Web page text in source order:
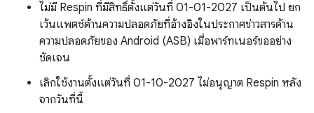
ไม่มี Respin ที่มีสิทธิ์ตั้งแต่วันที่ 01-01-2027 เป็นต้นไป ยก
เว้นแพตช์ด้านความปลอดภัยที่อ้างอิงในประกาศข่าวสารด้าน
ความปลอดภัยของ Android (ASB) เมื่อพาร์ทเนอร์ขออย่าง
ชัดเจน
เลิกใช้งานตั้งแต่วันที่ 01-10-2027 ไม่อนุญาต Respin หลัง
จากวันที่นี้